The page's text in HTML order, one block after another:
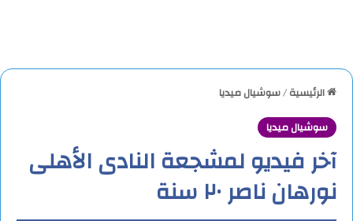
الرئيسية/سوشيال ميديا
سوشيال ميديا
آخر فيديو لمشجعة النادى الأهلى
نورهان ناصر ٢٠ سنة